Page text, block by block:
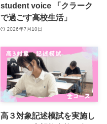
student voice 「クラーク
で過ごす高校生活」
2026年7月10日
高３対象記述模試を実施し